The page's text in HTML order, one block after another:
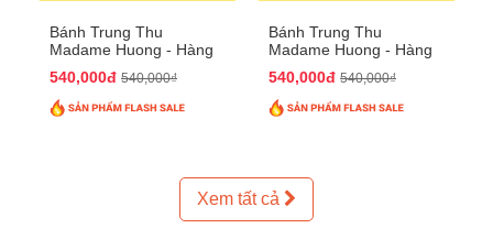
Bánh Trung Thu
Madame Huong - Hàng
540,000đ 540,000₫
Bánh Trung Thu
Madame Huong - Hàng
540,000đ 540,000₫
Xem tất cả